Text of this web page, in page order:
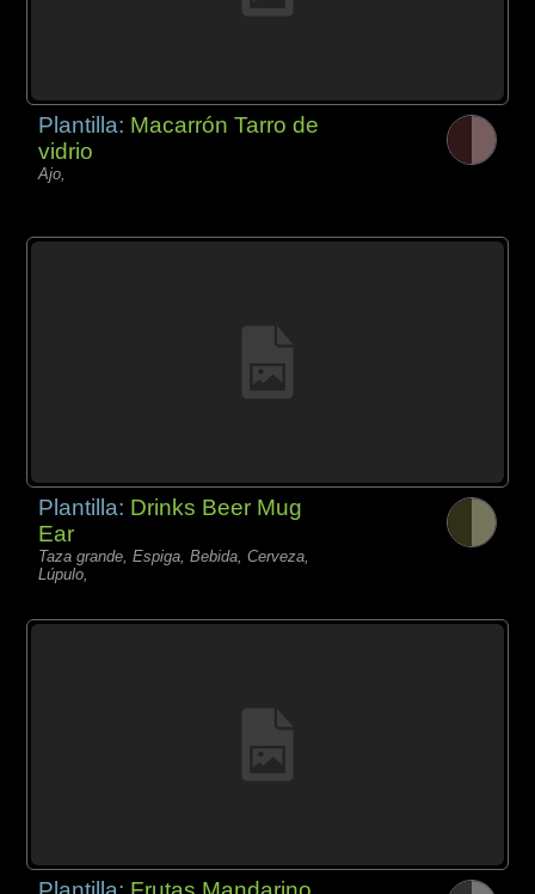
Plantilla: Macarrón Tarro de
vidrio
Ajo,
Plantilla: Drinks Beer Mug
Ear
Taza grande, Espiga, Bebida, Cerveza,
Lúpulo,